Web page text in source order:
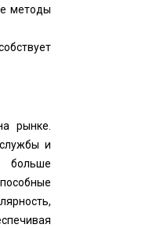
методы
рынке.
и
больше